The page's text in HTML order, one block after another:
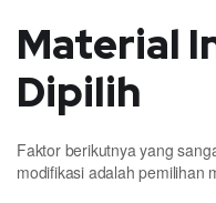
Material
Dipilih
Faktor berikutnya yang
modifikasi adalah pemilihan